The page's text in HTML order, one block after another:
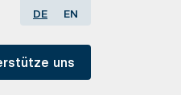
DE EN
uns